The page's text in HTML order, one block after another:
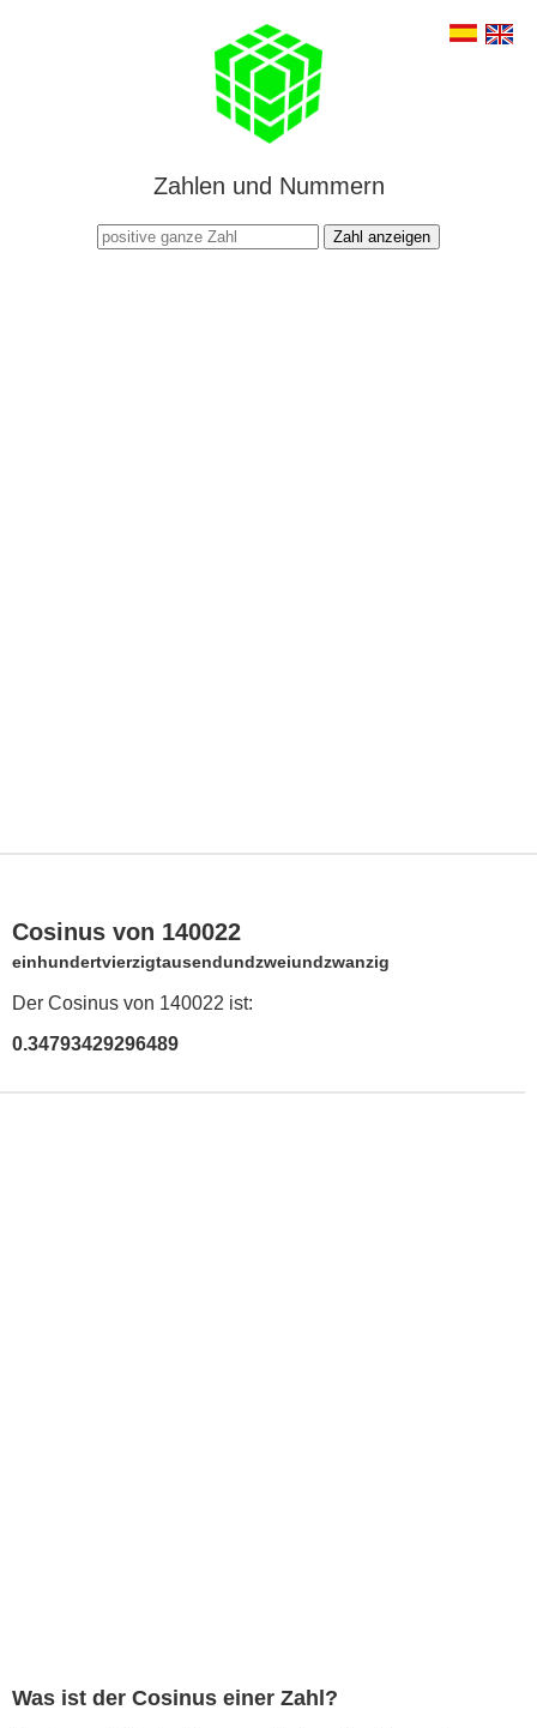
Zahlen und Nummern
Zahl anzeigen
Cosinus von 140022
einhundertvierzigtausendundzweiundzwanzig
Der Cosinus von 140022 ist:
0.34793429296489
Was ist der Cosinus einer Zahl?